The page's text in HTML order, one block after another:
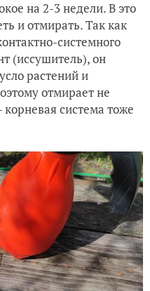
на 2-3 недели. В это
и отмирать. Так как
системного
(иссушитель), он
растений и
отмирает не
система тоже